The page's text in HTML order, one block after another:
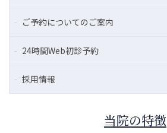
ご予約についてのご案内
24時間Web初診予約
採用情報
当院の特徴